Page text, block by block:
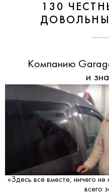
130
Компанию
и
«Здесь всё вместе, ничего
всего